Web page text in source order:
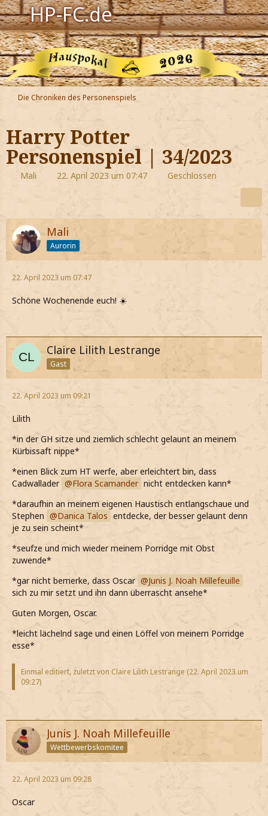
HP-FC.de
Navigation
Harry Potter
Der HP-FC
Hogwarts
Zauberwelt
Willkommen
Jetzt Fanclub-Mitglied werden!
Die Chroniken des Personenspiels
Harry Potter
Personenspiel | 34/2023
Mali 22. April 2023 um 07:47 Geschlossen
Mali
Aurorin
22. April 2023 um 07:47
Schöne Wochenende euch! ☀️
Claire Lilith Lestrange
Gast
22. April 2023 um 09:21
Lilith
*in der GH sitze und ziemlich schlecht gelaunt an meinem
Kürbissaft nippe*
*einen Blick zum HT werfe, aber erleichtert bin, dass
Cadwallader
Flora Scamander nicht entdecken kann*
*daraufhin an meinem eigenen Haustisch entlangschaue und
Stephen
Danica Talos entdecke, der besser gelaunt denn
je zu sein scheint*
*seufze und mich wieder meinem Porridge mit Obst
zuwende*
*gar nicht bemerke, dass Oscar
Junis J. Noah Millefeuille
sich zu mir setzt und ihn dann überrascht ansehe*
Guten Morgen, Oscar.
*leicht lächelnd sage und einen Löffel von meinem Porridge
esse*
Einmal editiert, zuletzt von Claire Lilith Lestrange (22. April 2023 um
09:27)
Junis J. Noah Millefeuille
Wettbewerbskomitee
22. April 2023 um 09:28
Oscar